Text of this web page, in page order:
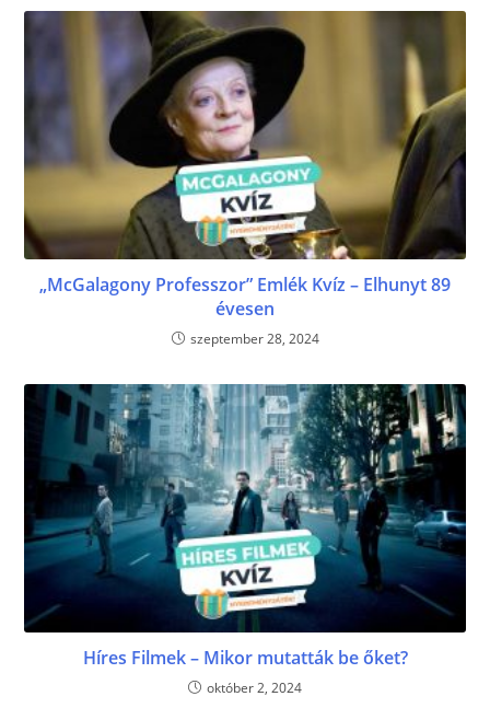
„McGalagony Professzor” Emlék Kvíz – Elhunyt 89
évesen
szeptember 28, 2024
Híres Filmek – Mikor mutatták be őket?
október 2, 2024